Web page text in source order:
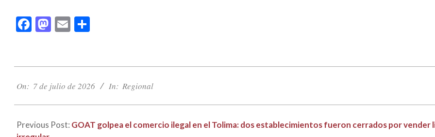
Facebook
Mastodon
Email
07-
On: 7 de julio de 2026 In: Regional
Previous Post: GOAT golpea el comercio ilegal en el Tolima: dos establecimientos fueron cerrados por vender